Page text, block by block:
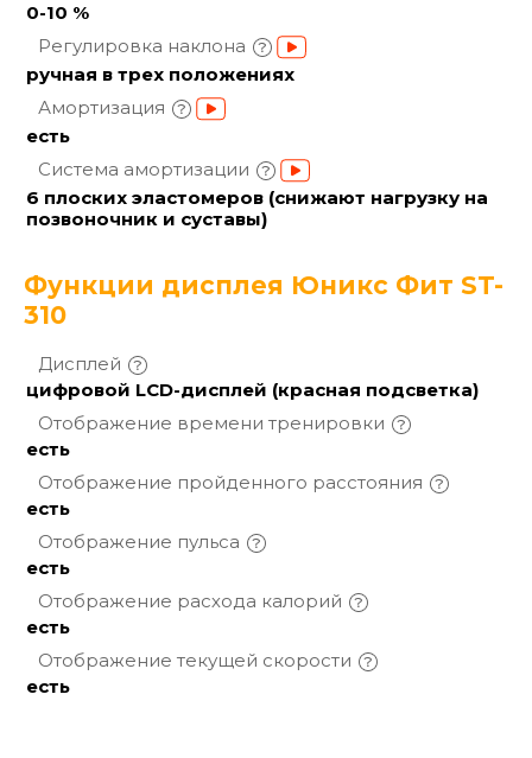
0-10 %
Регулировка наклона
ручная в трех положениях
Амортизация
есть
Система амортизации
6 плоских эластомеров (снижают нагрузку на
позвоночник и суставы)
Функции дисплея Юникс Фит ST-
310
Дисплей
цифровой LCD-дисплей (красная подсветка)
Отображение времени тренировки
есть
Отображение пройденного расстояния
есть
Отображение пульса
есть
Отображение расхода калорий
есть
Отображение текущей скорости
есть